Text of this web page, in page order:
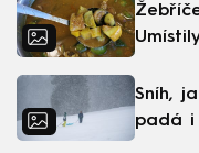
Sníh,
padá i